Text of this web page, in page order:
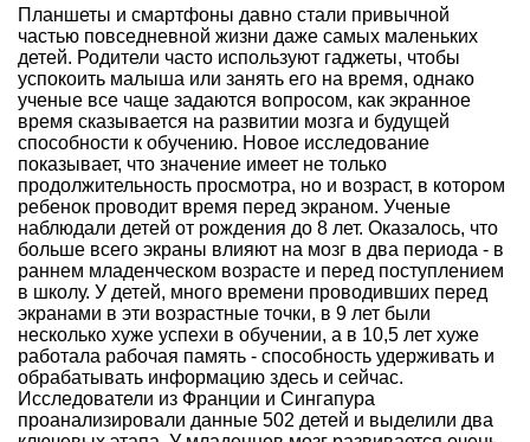
Планшеты и смартфоны давно стали привычной
частью повседневной жизни даже самых маленьких
детей. Родители часто используют гаджеты, чтобы
успокоить малыша или занять его на время, однако
ученые все чаще задаются вопросом, как экранное
время сказывается на развитии мозга и будущей
способности к обучению. Новое исследование
показывает, что значение имеет не только
продолжительность просмотра, но и возраст, в котором
ребенок проводит время перед экраном. Ученые
наблюдали детей от рождения до 8 лет. Оказалось, что
больше всего экраны влияют на мозг в два периода - в
раннем младенческом возрасте и перед поступлением
в школу. У детей, много времени проводивших перед
экранами в эти возрастные точки, в 9 лет были
несколько хуже успехи в обучении, а в 10,5 лет хуже
работала рабочая память - способность удерживать и
обрабатывать информацию здесь и сейчас.
Исследователи из Франции и Сингапура
проанализировали данные 502 детей и выделили два